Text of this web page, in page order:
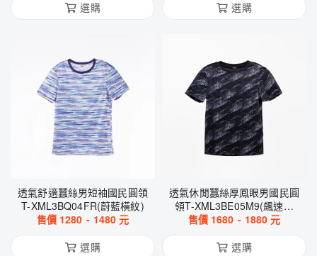
選購
選購
透氣舒適蠶絲男短袖國民圓領
T-XML3BQ04FR(蔚藍橫紋)
售價 1280 - 1480 元
選購
透氣休閒蠶絲厚鳳眼男國民圓
領T-XML3BE05M9(飆速斜
紋-黑藍)
售價 1680 - 1880 元
選購